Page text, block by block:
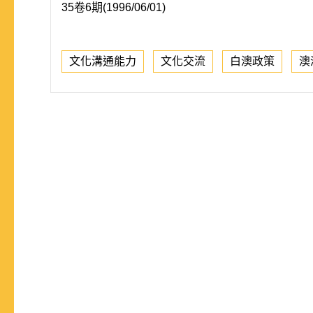
35卷6期(1996/06/01)
文化溝通能力 文化交流 白澳政策 澳